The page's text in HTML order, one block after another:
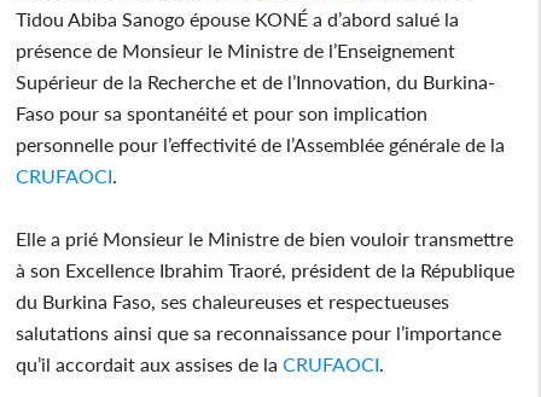
Tidou Abiba Sanogo épouse KONÉ a d’abord salué la
présence de Monsieur le Ministre de l’Enseignement
Supérieur de la Recherche et de l’Innovation, du Burkina-
Faso pour sa spontanéité et pour son implication
personnelle pour l’effectivité de l’Assemblée générale de la
CRUFAOCI
Elle a prié Monsieur le Ministre de bien vouloir transmettre
à son Excellence Ibrahim Traoré, président de la République
du Burkina Faso, ses chaleureuses et respectueuses
salutations ainsi que sa reconnaissance pour l’importance
qu’il accordait aux assises de laCRUFAOCI